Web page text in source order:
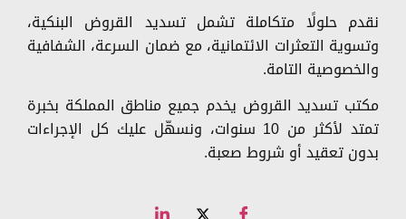
نقدم حلولًا متكاملة تشمل تسديد القروض البنكية،
وتسوية التعثرات الائتمانية، مع ضمان السرعة، الشفافية
والخصوصية التامة.
مكتب تسديد القروض يخدم جميع مناطق المملكة بخبرة
تمتد لأكثر من 10 سنوات، ونسهّل عليك كل الإجراءات
بدون تعقيد أو شروط صعبة.